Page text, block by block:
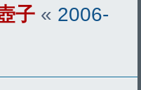
子 « 2006-